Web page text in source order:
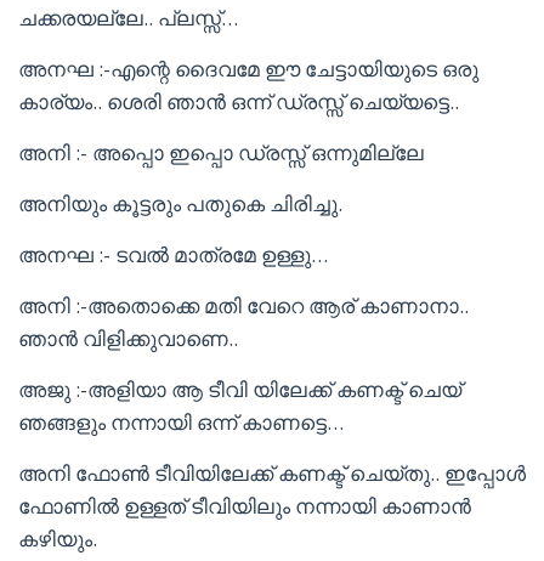
ചക്കരയല്ലേ.. പ്ലസ്സ്…
അനഘ :-എന്റെ ദൈവമേ ഈ ചേട്ടായിയുടെ ഒരു
കാര്യം.. ശെരി ഞാൻ ഒന്ന് ഡ്രസ്സ്‌ ചെയ്യട്ടെ..
അനി :- അപ്പൊ ഇപ്പൊ ഡ്രസ്സ്‌ ഒന്നുമില്ലേ
അനിയും കൂട്ടരും പതുകെ ചിരിച്ചു.
അനഘ :- ടവൽ മാത്രമേ ഉള്ളു…
അനി :-അതൊക്കെ മതി വേറെ ആര് കാണാനാ..
ഞാൻ വിളിക്കുവാണെ..
അജു :-അളിയാ ആ ടീവി യിലേക്ക് കണക്ട് ചെയ്
ഞങ്ങളും നന്നായി ഒന്ന് കാണട്ടെ…
അനി ഫോൺ ടീവിയിലേക്ക് കണക്ട് ചെയ്തു.. ഇപ്പോൾ
ഫോണിൽ ഉള്ളത് ടീവിയിലും നന്നായി കാണാൻ
കഴിയും.